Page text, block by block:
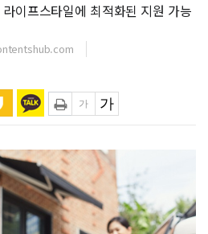
이프스타일에 최적화된 지원 가능